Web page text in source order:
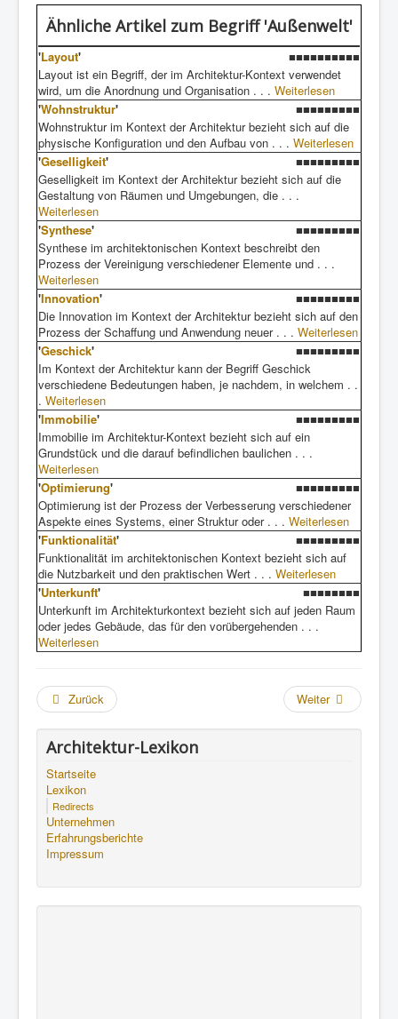
Ähnliche Artikelzum Begriff 'Außenwelt'
'Layout'
■■■■■■■■■■
Layout ist ein Begriff, der im Architektur-Kontext verwendet
wird, um die Anordnung und Organisation . . . Weiterlesen
'Wohnstruktur'
■■■■■■■■■
Wohnstruktur im Kontext der Architektur bezieht sich auf die
physische Konfiguration und den Aufbau von . . . Weiterlesen
'Geselligkeit'
■■■■■■■■■
Geselligkeit im Kontext der Architektur bezieht sich auf die
Gestaltung von Räumen und Umgebungen, die . . .
Weiterlesen
'Synthese'
■■■■■■■■■
Synthese im architektonischen Kontext beschreibt den
Prozess der Vereinigung verschiedener Elemente und . . .
Weiterlesen
'Innovation'
■■■■■■■■■
Die Innovation im Kontext der Architektur bezieht sich auf den
Prozess der Schaffung und Anwendung neuer . . . Weiterlesen
'Geschick'
■■■■■■■■■
Im Kontext der Architektur kann der Begriff Geschick
verschiedene Bedeutungen haben, je nachdem, in welchem . .
. Weiterlesen
'Immobilie'
■■■■■■■■■
Immobilie im Architektur-Kontext bezieht sich auf ein
Grundstück und die darauf befindlichen baulichen . . .
Weiterlesen
'Optimierung'
■■■■■■■■■
Optimierung ist der Prozess der Verbesserung verschiedener
Aspekte eines Systems, einer Struktur oder . . . Weiterlesen
'Funktionalität'
■■■■■■■■■
Funktionalität im architektonischen Kontext bezieht sich auf
die Nutzbarkeit und den praktischen Wert . . . Weiterlesen
'Unterkunft'
■■■■■■■■
Unterkunft im Architekturkontext bezieht sich auf jeden Raum
oder jedes Gebäude, das für den vorübergehenden . . .
Weiterlesen
Zurück Weiter
Architektur-Lexikon
Startseite
Lexikon
Redirects
Unternehmen
Erfahrungsberichte
Impressum